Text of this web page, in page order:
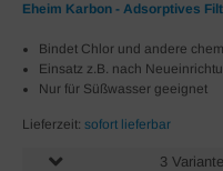
Eheim Karbon - Adsorptives
Bindet Chlor und andere
Einsatz z.B. nach
Nur für Süßwasser geeignet
Lieferzeit: sofort lieferbar
3